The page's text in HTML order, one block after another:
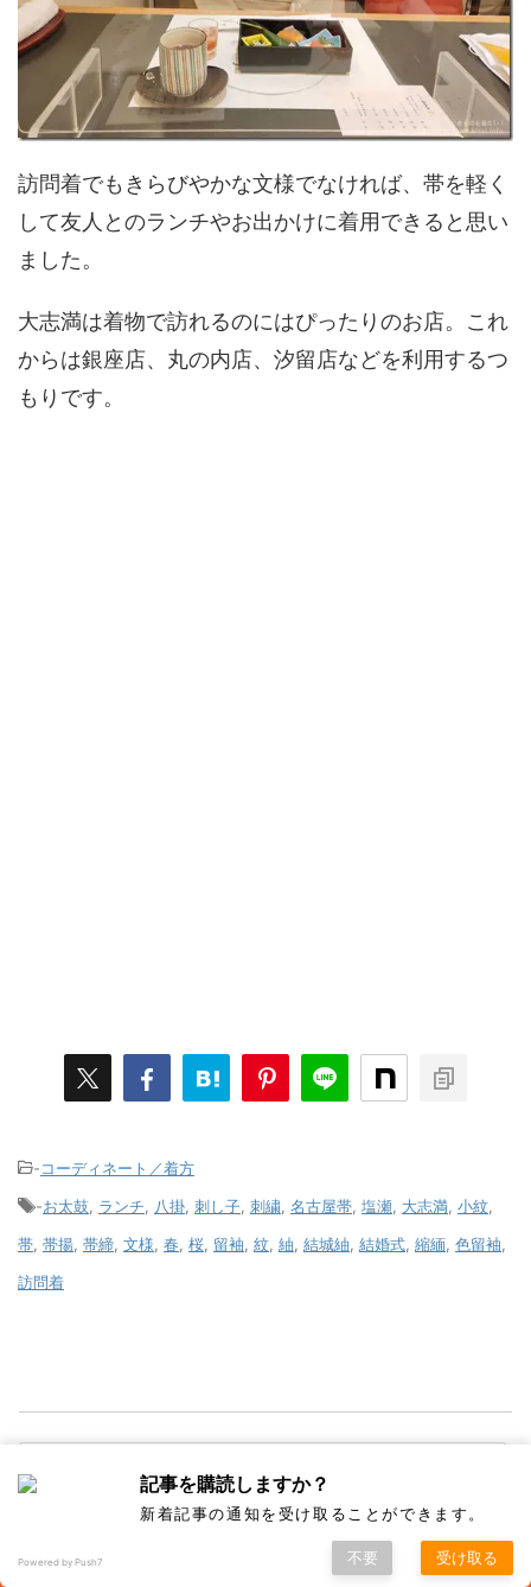
訪問着でもきらびやかな文様でなければ、帯を軽く
して友人とのランチやお出かけに着用できると思い
ました。
大志満は着物で訪れるのにはぴったりのお店。これ
からは銀座店、丸の内店、汐留店などを利用するつ
もりです。
-コーディネート／着方
-お太鼓 ランチ 八掛 刺し子 刺繍 名古屋帯 塩瀬 大志満 小紋
帯 帯揚 帯締 文様 春 桜 留袖 紋 紬 結城紬 結婚式 縮緬 色留袖
訪問着
[+]
記事を購読しますか？
新着記事の通知を受け取ることができます。
Powered by Push7 不要 受け取る